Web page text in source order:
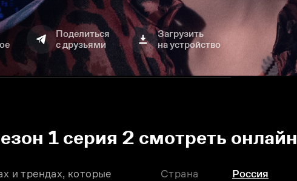
Поделиться
с друзьями
Загрузить
на устройство
1 серия 2 смотреть онлайн
и трендах, которые
Страна Россия